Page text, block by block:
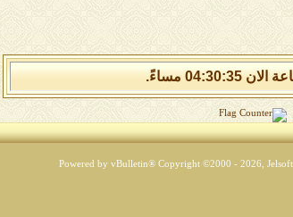
Powered by vBulletin® Copyright ©2000 - 2026, Jelsoft